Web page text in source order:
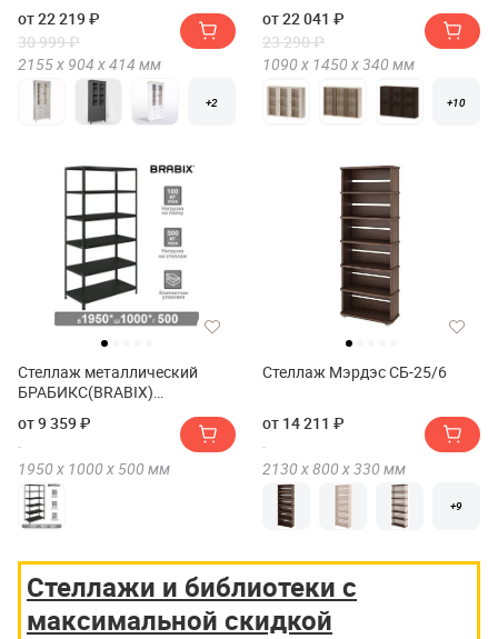
от 22 219 ₽
30 999 ₽
2155 х 904 х414 мм
+2
от 22 041 ₽
23 290 ₽
1090 х 1450 х340 мм
+10
Стеллаж металлический
БРАБИКС(BRABIX)
ГРАФИТ(GRAFIT) MS(MS) KD-
195/50-6
от 9 359 ₽
1950 х 1000 х 500 мм
Стеллаж Мэрдэс СБ-25/6
от 14 211 ₽
2130 х800 х330 мм
+9
Стеллажи и библиотеки с
максимальной скидкой